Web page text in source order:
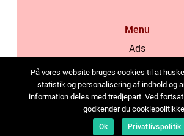
Menu
Ads
Cookies
Contact
Sitemap
På vores website bruges cookies til at
statistik og personalisering af indhold og
information deles med tredjepart. Ved
godkender du
Ok Privatlivspolitik